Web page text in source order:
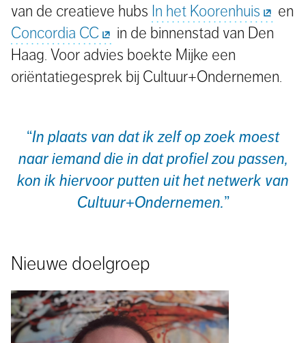
van de creatieve hubs In het Koorenhuis
en
Concordia CC
in de binnenstad van Den
Haag. Voor advies boekte Mijke een
oriëntatiegesprek bij Cultuur+Ondernemen.
In plaats van dat ik zelf op zoek moest
naar iemand die in dat profiel zou passen,
kon ik hiervoor putten uit het netwerk van
Cultuur+Ondernemen.
Nieuwe doelgroep